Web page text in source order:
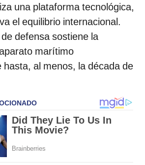
una plataforma tecnológica,
el equilibrio internacional.
defensa sostiene la
marítimo
hasta, al menos, la década de